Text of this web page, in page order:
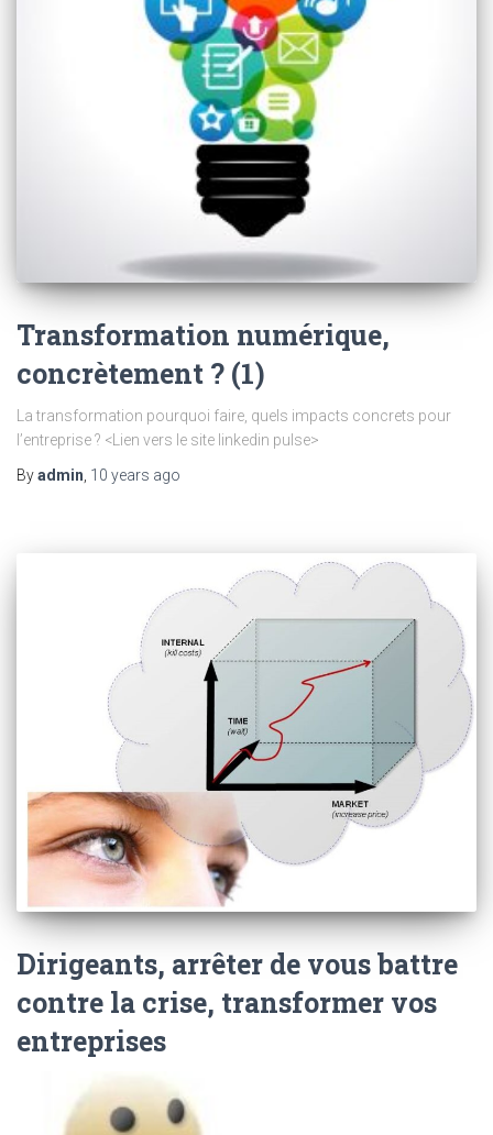
Transformation numérique,
concrètement ? (1)
La transformation pourquoi faire, quels impacts concrets pour
l’entreprise ? <Lien vers le site linkedin pulse>
Byadmin 10 years ago
Dirigeants, arrêter de vous battre
contre la crise, transformer vos
entreprises